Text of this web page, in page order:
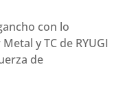
con lo
y TC de RYUGI
de